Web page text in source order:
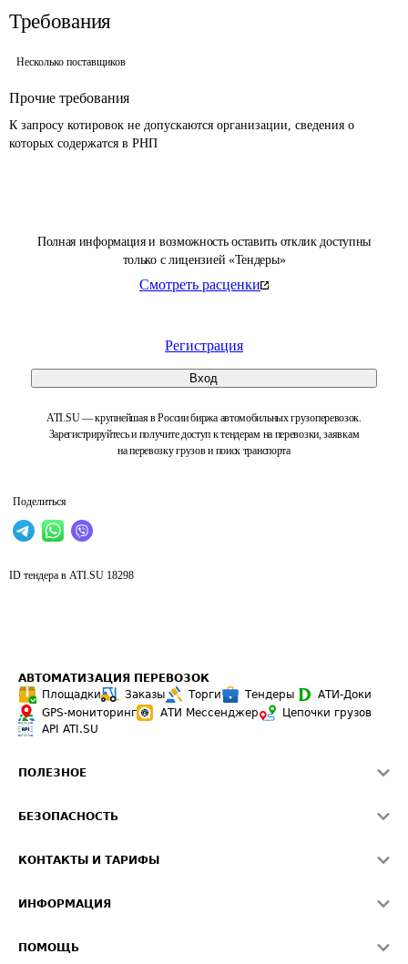
Полная информация и возможность оставить отклик доступны
только с лицензией «Тендеры»
Смотреть расценки
Регистрация
Вход
ATI.SU — крупнейшая в России биржа автомобильных грузоперевозок.
Зарегистрируйтесь и получите доступ к тендерам на перевозки, заявкам
на перевозку грузов и поиск транспорта
Поделиться
Требования
Несколько поставщиков
Прочие требования
К запросу котировок не допускаются организации, сведения о
которых содержатся в РНП
ID тендера в ATI.SU 18298
АВТОМАТИЗАЦИЯ ПЕРЕВОЗОК
Площадки
Заказы Торги Тендеры
АТИ-Доки
GPS-мониторинг
АТИ Мессенджер
Цепочки грузов
API ATI.SU
ПОЛЕЗНОЕ
Звезды ATI.SU на вашем сайте
Средние ставки
БЕЗОПАСНОСТЬ
Светофор+
О формировании Паспорта
КОНТАКТЫ И ТАРИФЫ
Реклама на сайте
ИНФОРМАЦИЯ
ПОМОЩЬ